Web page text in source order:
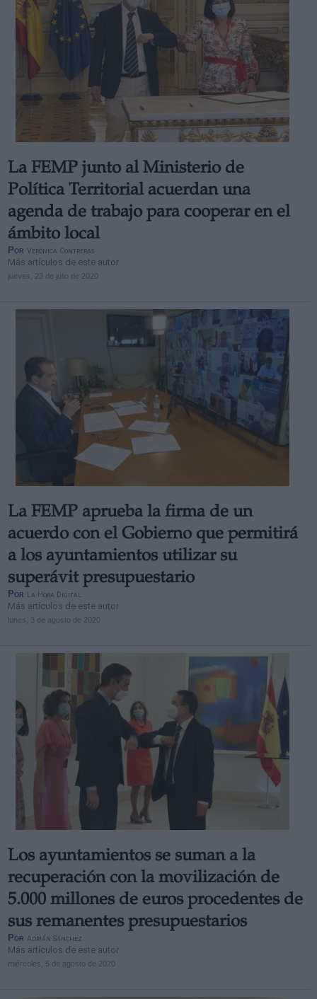
La FEMP junto al Ministerio de
Política Territorial acuerdan una
agenda de trabajo para cooperar en el
ámbito local
Por Verónica Contreras
Más artículos de este autor
jueves, 23 de julio de 2020
La FEMP aprueba la firma de un
acuerdo con el Gobierno que permitirá
a los ayuntamientos utilizar su
superávit presupuestario
Por La Hora Digital
Más artículos de este autor
lunes, 3 de agosto de 2020
Los ayuntamientos se suman a la
recuperación con la movilización de
5.000 millones de euros procedentes de
sus remanentes presupuestarios
Por Adrián Sánchez
Más artículos de este autor
miércoles, 5 de agosto de 2020